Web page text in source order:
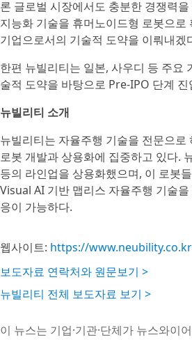
론 글로벌 시장에서도 충분한 경쟁력
지능화 기술을 휴머노이드형 로봇으
기업으로서의 기술적 도약을 이뤄내겠
한편 뉴빌리티는 일본, 사우디 등 주요
술적 도약을 바탕으로 Pre-IPO 단계
뉴빌리티 소개
뉴빌리티는 자율주행 기술을 전문으
로봇 개발과 상용화에 집중하고 있다.
등의 라인업을 상용화했으며, 이 로봇
Visual AI 기반 맵리스 자율주행 기술
응이 가능하다.
웹사이트: https://www.neubility.co.kr
보도자료 연락처와 원문보기 >
뉴빌리티 전체 보도자료 보기 >
이 뉴스는 기업·기관·단체가 뉴스와